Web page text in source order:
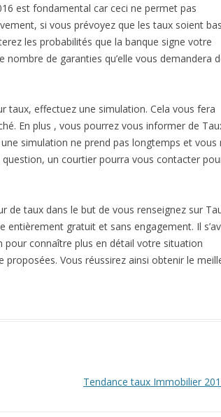
est fondamental car ceci ne permet pas
si vous prévoyez que les taux soient bas
les probabilités que la banque signe votre
de garanties qu’elle vous demandera
taux, effectuez une simulation. Cela vous fera
En plus , vous pourrez vous informer de
simulation ne prend pas longtemps et vous
un courtier pourra vous contacter
de taux dans le but de vous renseignez sur
entièrement gratuit et sans engagement. Il
pour connaître plus en détail votre situation
Vous réussirez ainsi obtenir le
Tendance taux Immobilier